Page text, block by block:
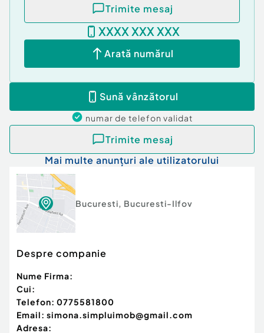
Trimite mesaj
XXXX XXX XXX
Arată numărul
Sună vânzătorul
numar de telefon validat
Trimite mesaj
Mai multe anunțuri ale utilizatorului
Bucuresti, Bucuresti-Ilfov
Despre companie
Nume Firma:
Cui:
Telefon: 0775581800
Email: simona.simpluimob@gmail.com
Adresa: